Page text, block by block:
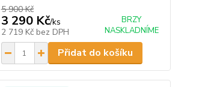
5 900 Kč
3 290 Kč/ks
2 719 Kč bez DPH
BRZY
NASKLADNÍME
Přidat do košíku